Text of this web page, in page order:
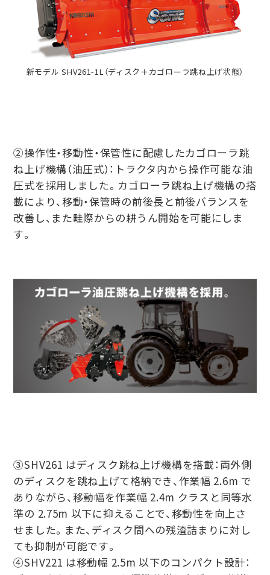
新モデル SHV261-1L（ディスク＋カゴローラ跳ね上げ状態）
②操作性・移動性・保管性に配慮したカゴローラ跳
ね上げ機構（油圧式）：トラクタ内から操作可能な油
圧式を採⽤しました。カゴローラ跳ね上げ機構の搭
載により、移動・保管時の前後⻑と前後バランスを
改善し、また畦際からの耕うん開始を可能にしま
す。
③SHV261 はディスク跳ね上げ機構を搭載：両外側
のディスクを跳ね上げて格納でき、作業幅 2.6m で
ありながら、移動幅を作業幅 2.4m クラスと同等⽔
準の 2.75m 以下に抑えることで、移動性を向上さ
せました。また、ディスク間への残渣詰まりに対し
ても抑制が可能です。
④SHV221 は移動幅 2.5m 以下のコンパクト設計：